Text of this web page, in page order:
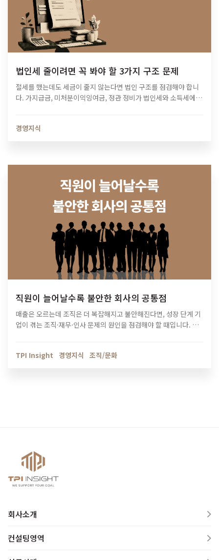
법인세 줄이려면 꼭 봐야 할 3가지 구조 문제
절세를 했는데도 세금이 줄지 않는다면 법인 구조를 점검해야 합니
다. 가지급금, 미처분이익잉여금, 정관 정비가 법인세와 소득세에 미
경영지식
직원이 늘어날수록 불안한 회사의 공통점
매출은 오르는데 조직은 더 복잡해지고 불안해진다면, 성장 단계 기
업이 겪는 조직·재무·인사 문제의 원인을 점검해야 할 때입니다. 티
TPI Insight
경영지식 조직/문화
회사소개
컨설팅영역